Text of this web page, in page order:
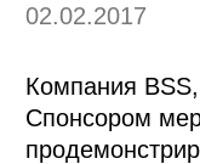
02.02.2017
Компания
Спонсором